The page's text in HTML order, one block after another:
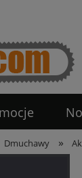
Dmuchawy »